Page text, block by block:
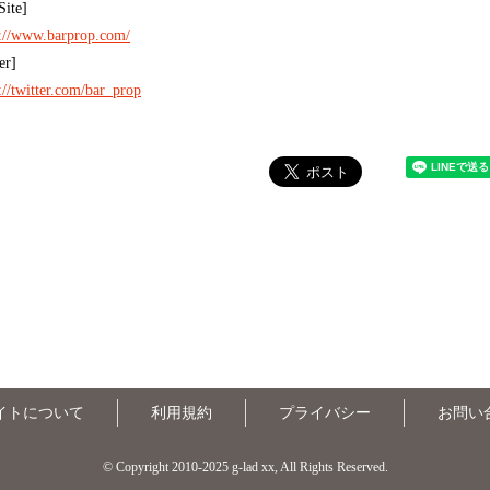
www.barprop.com/
twitter.com/bar_prop
トについて 利用規約 プライバシー お問い
© Copyright 2010-2025 g-lad xx, All Rights Reserved.